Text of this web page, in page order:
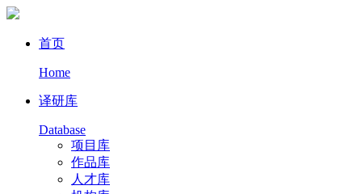
首页
Home
译研库
Database
项目库
作品库
人才库